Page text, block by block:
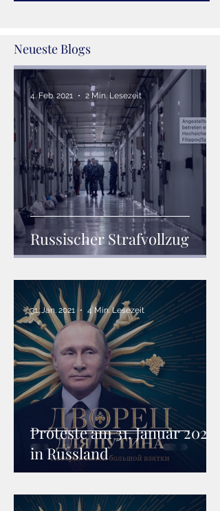
Neueste Blogs
Russischer Strafvollzug
4. Feb. 2021 2 Min. Lesezeit
Proteste am 31. Januar 2021
in Russland
31. Jan. 2021 4 Min. Lesezeit